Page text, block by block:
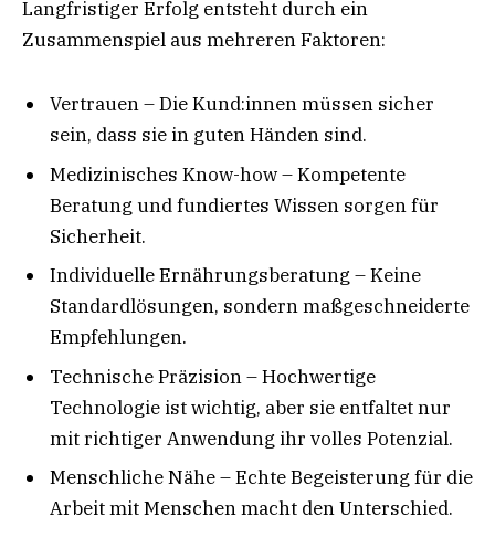
Langfristiger Erfolg entsteht durch ein
Zusammenspiel aus mehreren Faktoren:
Vertrauen – Die Kund:innen müssen sicher
sein, dass sie in guten Händen sind.
Medizinisches Know-how – Kompetente
Beratung und fundiertes Wissen sorgen für
Sicherheit.
Individuelle Ernährungsberatung – Keine
Standardlösungen, sondern maßgeschneiderte
Empfehlungen.
Technische Präzision – Hochwertige
Technologie ist wichtig, aber sie entfaltet nur
mit richtiger Anwendung ihr volles Potenzial.
Menschliche Nähe – Echte Begeisterung für die
Arbeit mit Menschen macht den Unterschied.